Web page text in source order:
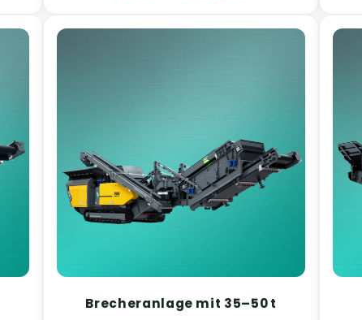
Brecheranlage mit 35–50 t